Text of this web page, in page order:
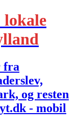
fra
og resten
- mobil